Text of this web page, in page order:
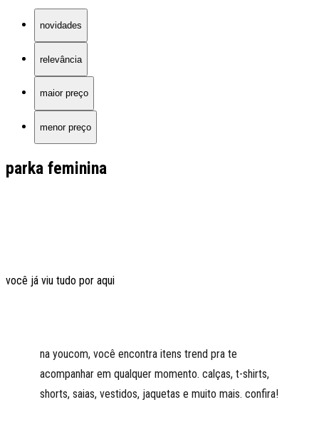
novidades
relevância
maior preço
menor preço
parka feminina
você já viu tudo por aqui
na youcom, você encontra itens trend pra te
acompanhar em qualquer momento. calças, t-shirts,
shorts, saias, vestidos, jaquetas e muito mais. confira!